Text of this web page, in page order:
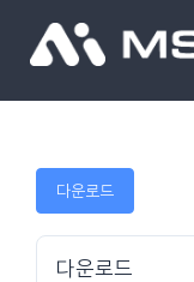
조달물품
다운로드
다운로드